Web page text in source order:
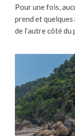
Pour une fois,
prend et
de l’autre côté